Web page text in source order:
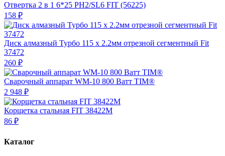
Отвертка 2 в 1 6*25 PH2/SL6 FIT (56225)
158 ₽
Диск алмазный Турбо 115 х 2.2мм отрезной сегментный Fit
37472
260 ₽
Сварочный аппарат WM-10 800 Ватт TIM®
2 948 ₽
Корщетка стальная FIT 38422М
86 ₽
Каталог